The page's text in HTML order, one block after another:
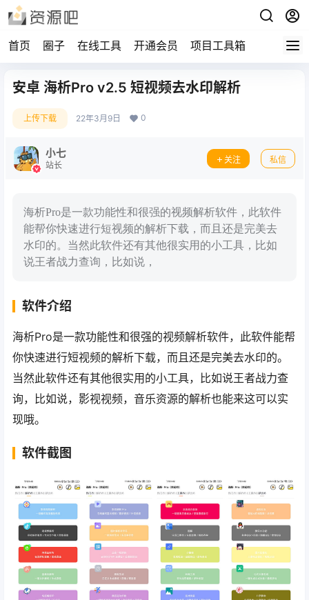
首页 圈子 在线工具 开通会员 项目工具箱
安卓 海析Pro v2.5 短视频去水印解析
上传下载 22年3月9日 0
小七
站长
关注 私信
海析Pro是一款功能性和很强的视频解析软件，此软件
能帮你快速进行短视频的解析下载，而且还是完美去
水印的。当然此软件还有其他很实用的小工具，比如
说王者战力查询，比如说，
软件介绍
海析Pro是一款功能性和很强的视频解析软件，此软件能帮
你快速进行短视频的解析下载，而且还是完美去水印的。
当然此软件还有其他很实用的小工具，比如说王者战力查
询，比如说，影视视频，音乐资源的解析也能来这可以实
现哦。
软件截图